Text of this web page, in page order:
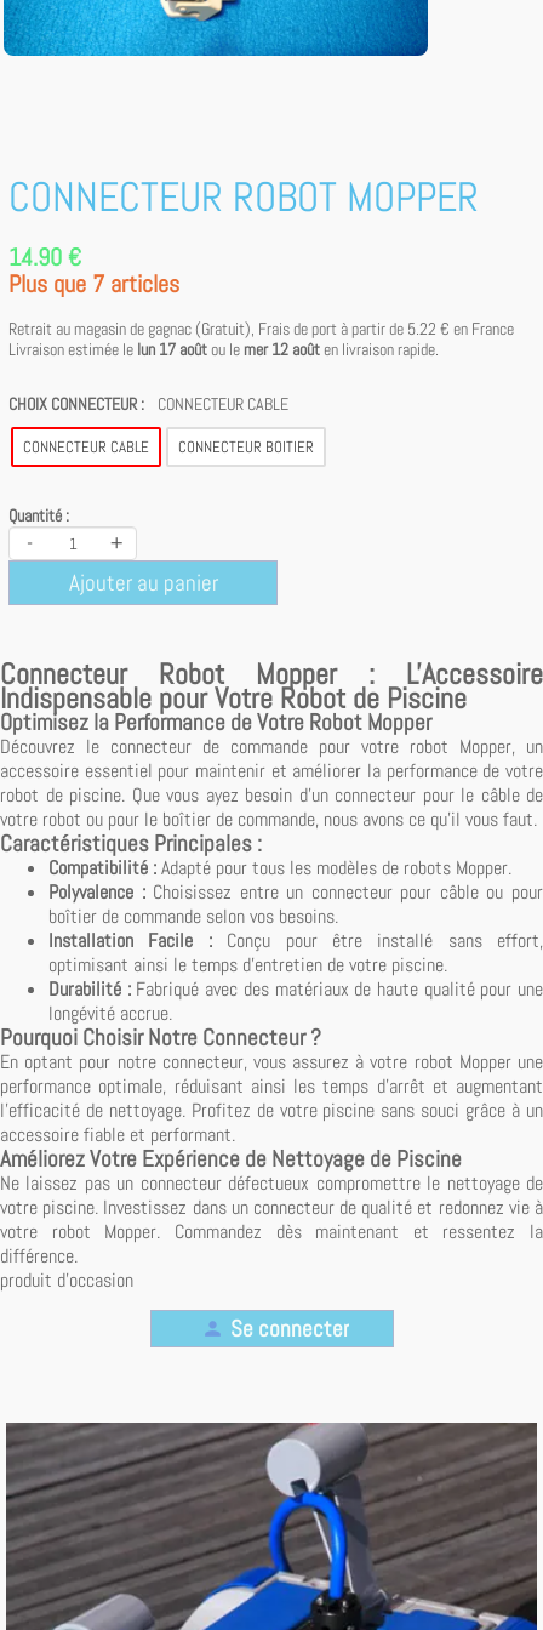
CONNECTEUR ROBOT MOPPER
14.90 €
Plus que 7 articles
Retrait au magasin de gagnac (Gratuit), Frais de port à partir de 5.22 € en France
Livraison estimée le lun 17 août ou le mer 12 août en livraison rapide.
CHOIX CONNECTEUR : CONNECTEUR CABLE
CONNECTEUR CABLE CONNECTEUR BOITIER
Quantité :
- +
Ajouter au panier
Connecteur Robot Mopper : L'Accessoire
Indispensable pour Votre Robot de Piscine
Optimisez la Performance de Votre Robot Mopper
Découvrez le connecteur de commande pour votre robot Mopper, un
accessoire essentiel pour maintenir et améliorer la performance de votre
robot de piscine. Que vous ayez besoin d'un connecteur pour le câble de
votre robot ou pour le boîtier de commande, nous avons ce qu'il vous faut.
Caractéristiques Principales :
Compatibilité :Adapté pour tous les modèles de robots Mopper.
Polyvalence :Choisissez entre un connecteur pour câble ou pour
boîtier de commande selon vos besoins.
Installation Facile :Conçu pour être installé sans effort,
optimisant ainsi le temps d'entretien de votre piscine.
Durabilité :Fabriqué avec des matériaux de haute qualité pour une
longévité accrue.
Pourquoi Choisir Notre Connecteur ?
En optant pour notre connecteur, vous assurez à votre robot Mopper une
performance optimale, réduisant ainsi les temps d'arrêt et augmentant
l'efficacité de nettoyage. Profitez de votre piscine sans souci grâce à un
accessoire fiable et performant.
Améliorez Votre Expérience de Nettoyage de Piscine
Ne laissez pas un connecteur défectueux compromettre le nettoyage de
votre piscine. Investissez dans un connecteur de qualité et redonnez vie à
votre robot Mopper. Commandez dès maintenant et ressentez la
différence.
produit d'occasion
person Se connecter